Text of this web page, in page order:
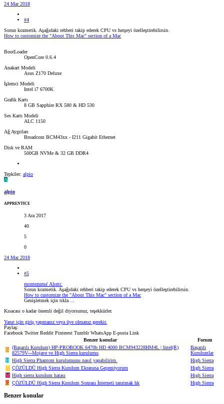
24 Mar 2018
#4
Sorun kozmetik. Aşağıdaki rehberi takip ederek CPU vs herşeyi özelleştirebilirsin.
How to customize the "About This Mac" section of a Mac
BootLoader
OpenCore 0.6.4
Anakart Modeli
Asus Z170 Deluxe
İşlemci Modeli
Intel i7 6700K
Grafik Kartı
8 GB Sapphire RX 580 & HD 530
Ses Kartı Modeli
ALC 1150
Ağ Aygıtları
Broadcom BCM43xx - I211 Gigabit Ethernet
Disk ve RAM
500GB NVMe & 32 GB DDR4
Tepkiler: alpio
A
alpio
APPRENTICE
3 Ara 2017
40
5
0
24 Mar 2018
#5
montezuma' Alıntı:
Sorun kozmetik. Aşağıdaki rehberi takip ederek CPU vs herşeyi özelleştirebilirsin.
How to customize the "About This Mac" section of a Mac
Genişletmek için tıkla ...
Kısacası o kadar önemli değil diyorsunuz, teşekkürler.
Yanıt için giriş yapmanız veya üye olmanız gerekir.
Paylaş:
Facebook Twitter Reddit Pinterest Tumblr WhatsApp E-posta Link
Benzer konular
Forum
B
(Başarılı Kurulum) HP-PROBOOK 6470b HD 4000 BCM943228HM4L | Intel(R)
82579V---Mojave ve High Sierra kurulumu
Başarılı
Kurulumlar
H High Sierra Phantom kurulumunu nasıl yapabilirim.
High Sierra
M ÇÖZÜLDÜ High Sierra Kurulum Ekranına Geçemiyorum
High Sierra
M High sierra kurulum hatası
High Sierra
G ÇÖZÜLDÜ High Sierra Kurulum Sonrası İnterneti tanıtmak hk High Sierra
Benzer konular